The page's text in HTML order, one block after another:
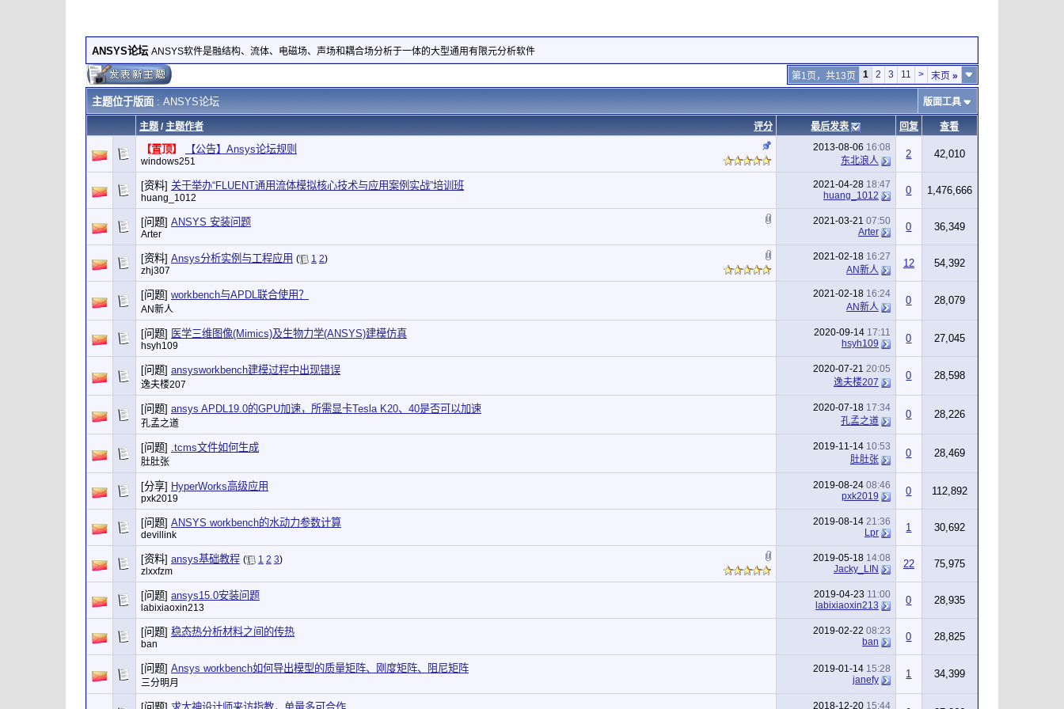
ANSYS论坛 ANSYS软件是融结构、流体、电磁场、声场和耦合场分析于一体的大型通用有限元分析软件
第1页，共13页 1 2 3 11 > 末页 »
主题位于版面: ANSYS论坛 版面工具
评分
主题/ 主题作者 最后发表 回复 查看
【置顶】 【公告】Ansys论坛规则
windows251
2013-08-06 16:08
东北浪人
2 42,010
[资料] 关于举办“FLUENT通用流体模拟核心技术与应用案例实战”培训班
huang_1012
2021-04-28 18:47
huang_1012
0 1,476,666
[问题] ANSYS 安装问题
Arter
2021-03-21 07:50
Arter
0 36,349
[资料] Ansys分析实例与工程应用 ( 1 2)
zhj307
2021-02-18 16:27
AN新人
12 54,392
[问题] workbench与APDL联合使用？
AN新人
2021-02-18 16:24
AN新人
0 28,079
[问题] 医学三维图像(Mimics)及生物力学(ANSYS)建模仿真
hsyh109
2020-09-14 17:11
hsyh109
0 27,045
[问题] ansysworkbench建模过程中出现错误
逸夫楼207
2020-07-21 20:05
逸夫楼207
0 28,598
[问题] ansys APDL19.0的GPU加速，所需显卡Tesla K20、40是否可以加速
孔孟之道
2020-07-18 17:34
孔孟之道
0 28,226
[问题] .tcms文件如何生成
肚肚张
2019-11-14 10:53
肚肚张
0 28,469
[分享] HyperWorks高级应用
pxk2019
2019-08-24 08:46
pxk2019
0 112,892
[问题] ANSYS workbench的水动力参数计算
devillink
2019-08-14 21:36
Lpr
1 30,692
[资料] ansys基础教程 ( 1 2 3)
zlxxfzm
2019-05-18 14:08
Jacky_LIN
22 75,975
[问题] ansys15.0安装问题
labixiaoxin213
2019-04-23 11:00
labixiaoxin213
0 28,935
[问题] 稳态热分析材料之间的传热
ban
2019-02-22 08:23
ban
0 28,825
[问题] Ansys workbench如何导出模型的质量矩阵、刚度矩阵、阻尼矩阵
三分明月
2019-01-14 15:28
janefy
1 34,399
2018-12-20 15:44